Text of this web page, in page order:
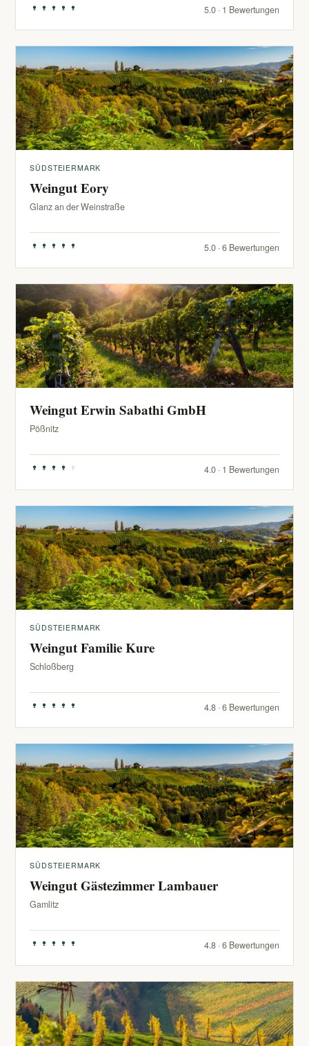
5.0 · 1 Bewertungen
SÜDSTEIERMARK
Weingut Eory
Glanz an der Weinstraße
5.0 · 6 Bewertungen
Weingut Erwin Sabathi GmbH
Pößnitz
4.0 · 1 Bewertungen
SÜDSTEIERMARK
Weingut Familie Kure
Schloßberg
4.8 · 6 Bewertungen
SÜDSTEIERMARK
Weingut Gästezimmer Lambauer
Gamlitz
4.8 · 6 Bewertungen